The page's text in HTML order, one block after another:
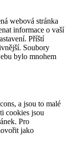
webová stránka
informace o vaší
Příští
Soubory
bylo mnohem
a jsou to malé
cookies jsou
Pro
jako